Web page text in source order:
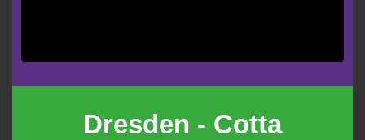
Dresden - Cotta